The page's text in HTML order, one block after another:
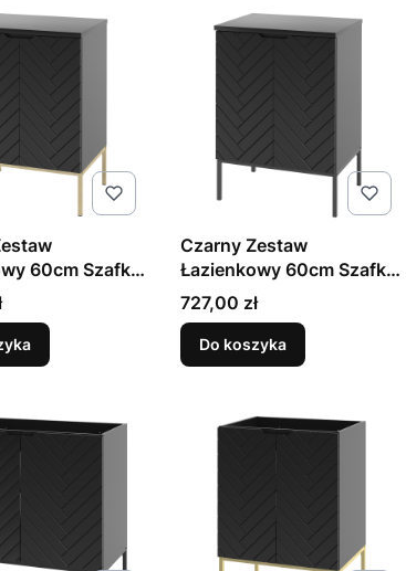
60cm Szafka
Stelaż
Czarny Zestaw
Łazienkowy 60cm Szafka
z Blatem Czarny Stelaż
Aspen
Cena
727,00 zł
Do koszyka